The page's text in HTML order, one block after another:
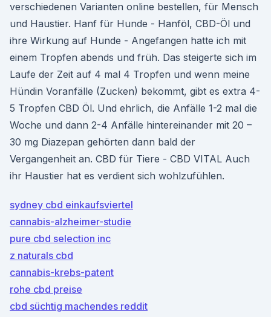
verschiedenen Varianten online bestellen, für Mensch
und Haustier. Hanf für Hunde - Hanföl, CBD-Öl und
ihre Wirkung auf Hunde - Angefangen hatte ich mit
einem Tropfen abends und früh. Das steigerte sich im
Laufe der Zeit auf 4 mal 4 Tropfen und wenn meine
Hündin Voranfälle (Zucken) bekommt, gibt es extra 4-
5 Tropfen CBD Öl. Und ehrlich, die Anfälle 1-2 mal die
Woche und dann 2-4 Anfälle hintereinander mit 20 –
30 mg Diazepan gehörten dann bald der
Vergangenheit an. CBD für Tiere - CBD VITAL Auch
ihr Haustier hat es verdient sich wohlzufühlen.
sydney cbd einkaufsviertel
cannabis-alzheimer-studie
pure cbd selection inc
z naturals cbd
cannabis-krebs-patent
rohe cbd preise
cbd süchtig machendes reddit